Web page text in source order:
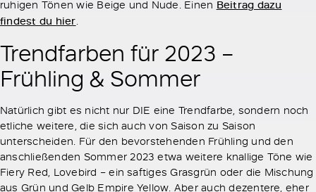
ruhigen Tönen wie Beige und Nude. Einen Beitrag dazu
findest du hier
Trendfarben für 2023 –
Frühling & Sommer
Natürlich gibt es nicht nur DIE eine Trendfarbe, sondern noch
etliche weitere, die sich auch von Saison zu Saison
unterscheiden. Für den bevorstehenden Frühling und den
anschließenden Sommer 2023 etwa weitere knallige Töne wie
Fiery Red, Lovebird – ein saftiges Grasgrün oder die Mischung
aus Grün und Gelb Empire Yellow. Aber auch dezentere, eher